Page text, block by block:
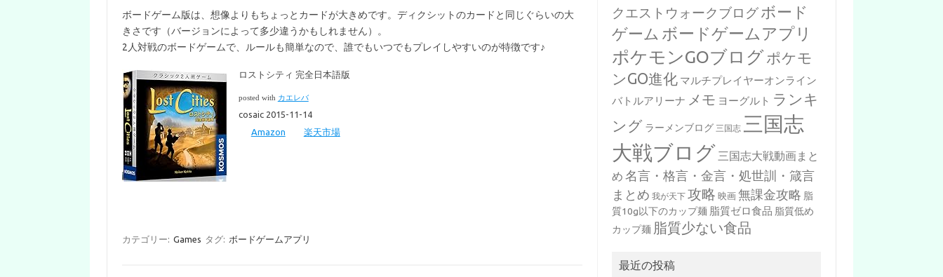
ボードゲーム版は、想像よりもちょっとカードが大きめです。ディクシットのカードと同じぐらいの大
きさです（バージョンによって多少違うかもしれません）。
2人対戦のボードゲームで、ルールも簡単なので、誰でもいつでもプレイしやすいのが特徴です♪
ロストシティ 完全日本語版
posted with カエレバ
cosaic 2015-11-14
Amazon
楽天市場
カテゴリー: Games タグ: ボードゲームアプリ
クエストウォークブログボード
ゲーム ボードゲームアプリ
ポケモンGOブログポケモ
ンGO進化 マルチプレイヤーオンライン
バトルアリーナ メモ ヨーグルト ランキ
ング ラーメンブログ 三国志 三国志
大戦ブログ 三国志大戦動画まと
め 名言・格言・金言・処世訓・箴言
まとめ 我が天下 攻略 映画 無課金攻略 脂
質10g以下のカップ麺 脂質ゼロ食品 脂質低め
カップ麺 脂質少ない食品
最近の投稿